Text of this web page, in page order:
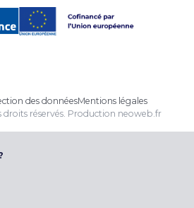
des donnéesMentions légales
réservés. Production neoweb.fr